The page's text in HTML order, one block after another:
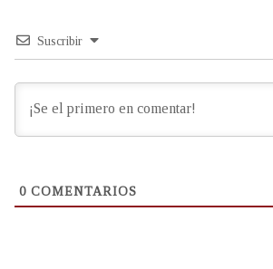
Suscribir
0 COMENTARIOS